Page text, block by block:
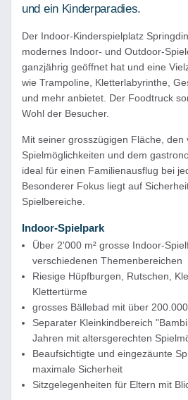
und ein Kinderparadies.
Der Indoor-Kinderspielplatz
modernes Indoor- und Outdoor-
ganzjährig geöffnet hat und eine
wie Trampoline, Kletterlabyrinthe,
und mehr anbietet. Der Foodtruck
Wohl der Besucher.
Mit seiner grosszügigen Fläche, den
Spielmöglichkeiten und dem
ideal für einen Familienausflug bei
Besonderer Fokus liegt auf
Spielbereiche.
Indoor-Spielpark
Über 2'000 m² grosse Indoor-
verschiedenen Themenbereichen
Riesige Hüpfburgen, Rutschen,
Klettertürme
grosses Bällebad mit über
Separater Kleinkindbereich
Jahren mit altersgerechten
Beaufsichtigte und eingezäunte
maximale Sicherheit
Sitzgelegenheiten für Eltern mit